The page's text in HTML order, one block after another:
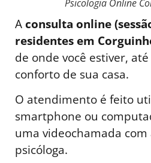
Psicologia Online
Aconsulta online
residentes em
de onde você estiver,
conforto de sua casa.
O atendimento é feito
smartphone ou
uma videochamada
psicóloga.